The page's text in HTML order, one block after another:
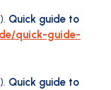
Quick guide to
quick-guide-
Quick guide to